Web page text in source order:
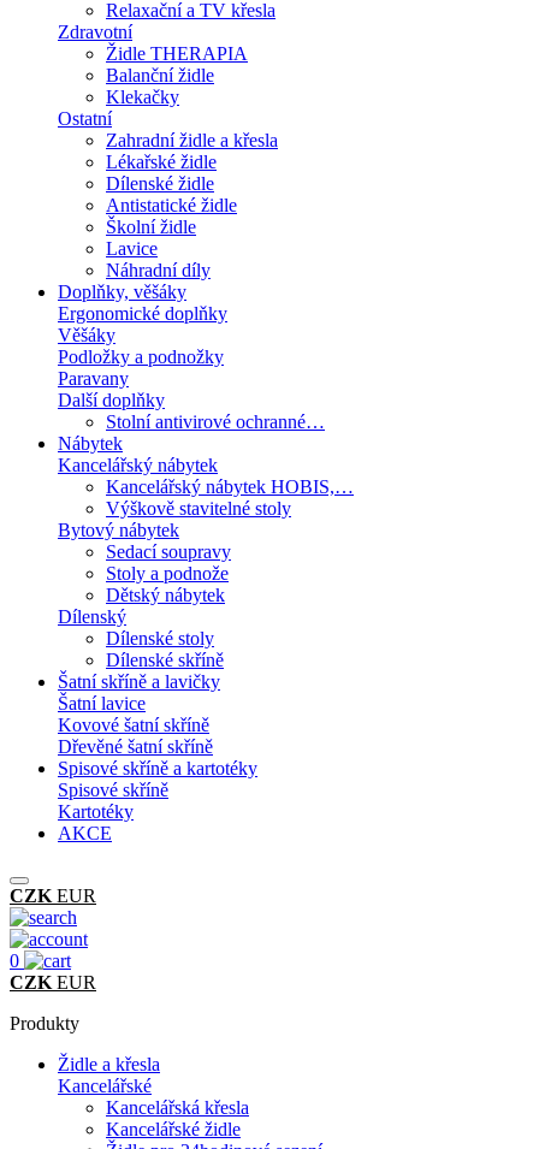
Relaxační a TV křesla
Zdravotní
Židle THERAPIA
Balanční židle
Klekačky
Ostatní
Zahradní židle a křesla
Lékařské židle
Dílenské židle
Antistatické židle
Školní židle
Lavice
Náhradní díly
Doplňky, věšáky
Ergonomické doplňky
Věšáky
Podložky a podnožky
Paravany
Další doplňky
Stolní antivirové ochranné…
Nábytek
Kancelářský nábytek
Kancelářský nábytek HOBIS,…
Výškově stavitelné stoly
Bytový nábytek
Sedací soupravy
Stoly a podnože
Dětský nábytek
Dílenský
Dílenské stoly
Dílenské skříně
Šatní skříně a lavičky
Šatní lavice
Kovové šatní skříně
Dřevěné šatní skříně
Spisové skříně a kartotéky
Spisové skříně
Kartotéky
AKCE
CZK EUR
0
CZK EUR
Produkty
Židle a křesla
Kancelářské
Kancelářská křesla
Kancelářské židle